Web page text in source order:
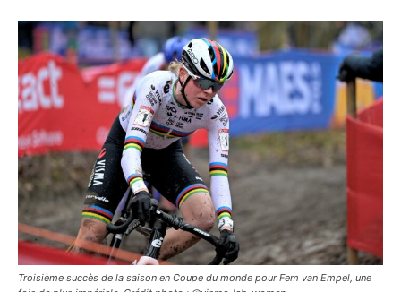
Troisième succès de la saison en Coupe du monde pour Fem van Empel, une